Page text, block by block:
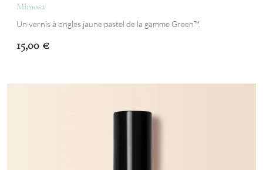
Mimosa
Un vernis à ongles jaune pastel de la gamme Green™.
15,00 €